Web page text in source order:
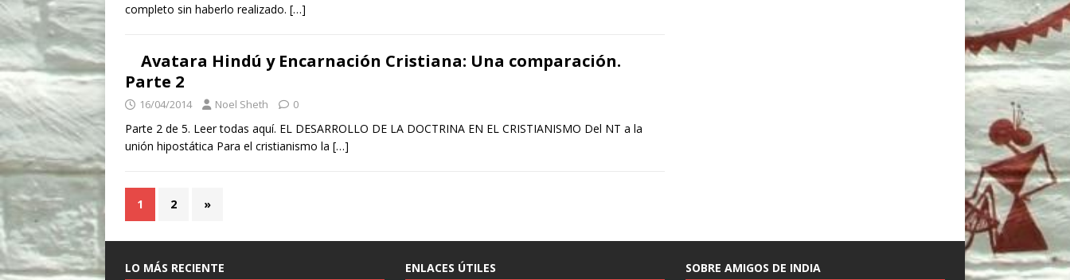
completo sin haberlo realizado. […]
Avatara Hindú y Encarnación Cristiana: Una comparación.
Parte 2
16/04/2014 Noel Sheth 0
Parte 2 de 5. Leer todas aquí. EL DESARROLLO DE LA DOCTRINA EN EL CRISTIANISMO Del NT a la
unión hipostática Para el cristianismo la […]
1 2 »
LO MÁS RECIENTE ENLACES ÚTILES SOBRE AMIGOS DE INDIA